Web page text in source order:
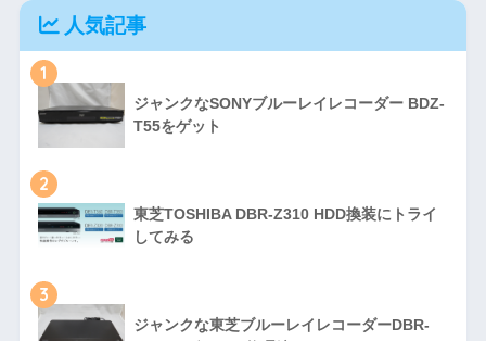
人気記事
1
ジャンクなSONYブルーレイレコーダー BDZ-
T55をゲット
2
東芝TOSHIBA DBR-Z310 HDD換装にトライ
してみる
3
ジャンクな東芝ブルーレイレコーダーDBR-